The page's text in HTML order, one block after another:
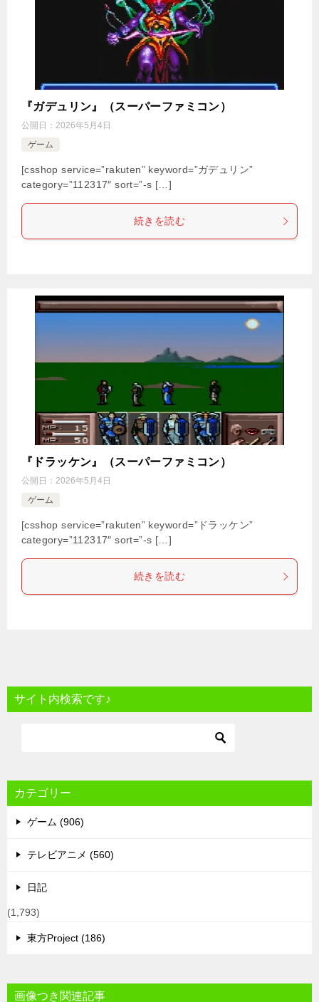
『ガデュリン』（スーパーファミコン）
公開日： 2026年5月4日
ゲーム
[csshop service=”rakuten” keyword=”ガデュリン”
category=”112317″ sort=”-s […]
続きを読む
『ドラッケン』（スーパーファミコン）
公開日： 2026年5月4日
ゲーム
[csshop service=”rakuten” keyword=”ドラッケン”
category=”112317″ sort=”-s […]
続きを読む
サイト内検索です♪
カテゴリー
ゲーム (906)
テレビアニメ (560)
日記
(1,793)
東方Project (186)
画像つき関連記事